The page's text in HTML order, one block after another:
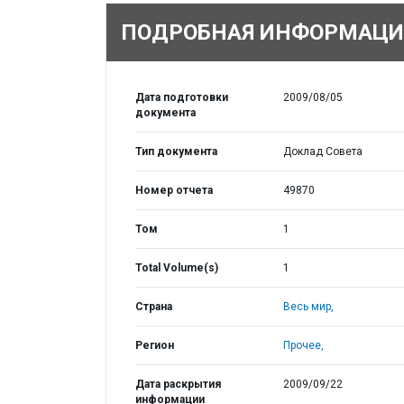
ПОДРОБНАЯ
Дата подготовки
документа
2009/08/05
Тип документа Доклад Совета
Номер отчета 49870
Том 1
Total Volume(s) 1
Страна Весь мир,
Регион Прочее,
Дата раскрытия
информации
2009/09/22